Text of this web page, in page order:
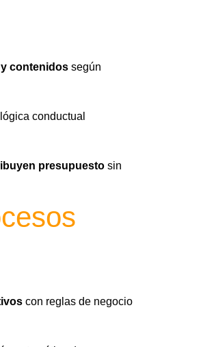
contenidos según
conductual
presupuesto sin
con reglas de negocio